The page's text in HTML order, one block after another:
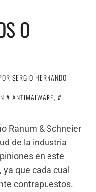
O
SERGIO HERNANDO
ANTIMALWARE,
Ranum & Schneier
de la industria
en este
que cada cual
contrapuestos.